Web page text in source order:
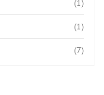
(1)
(1)
(7)